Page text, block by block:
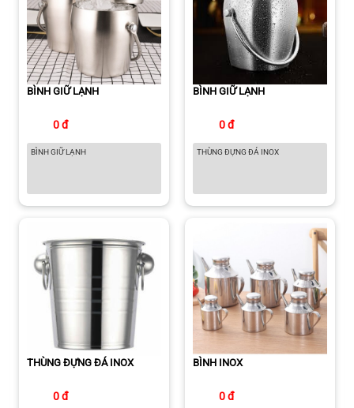
BÌNH GIỮ LẠNH
0 đ
BÌNH GIỮ LẠNH
BÌNH GIỮ LẠNH
0 đ
THÙNG ĐỰNG ĐÁ INOX
THÙNG ĐỰNG ĐÁ INOX
0 đ
BÌNH INOX
0 đ